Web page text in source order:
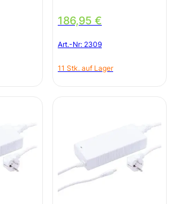
186,95 €
Art.-Nr: 2309
11 Stk. auf Lager